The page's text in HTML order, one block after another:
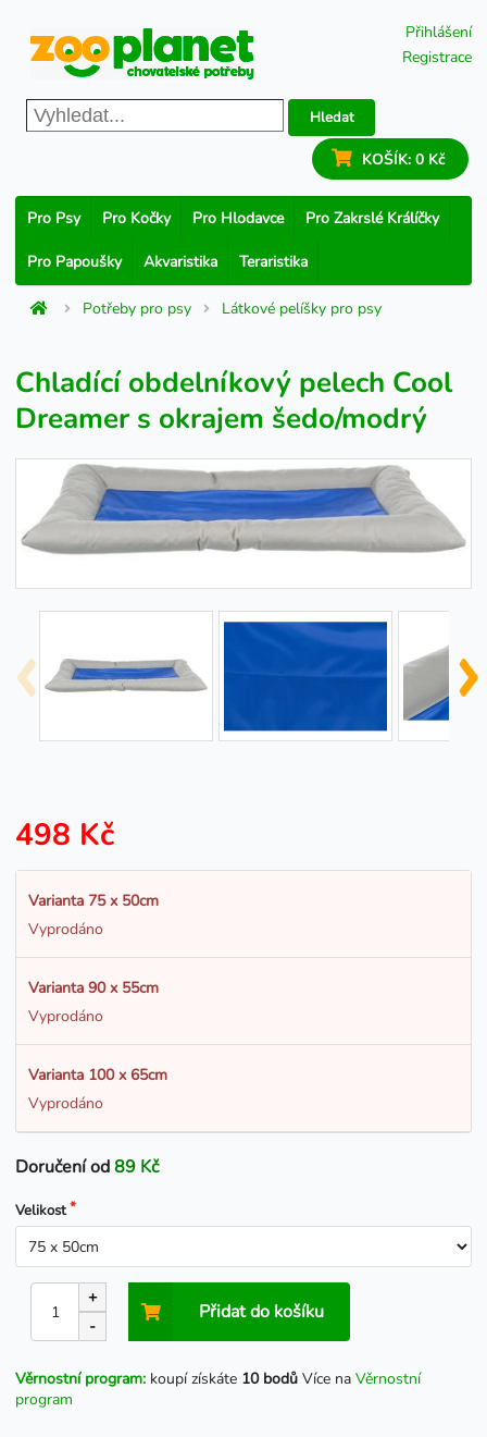
Přihlášení
Registrace
Hledat
KOŠÍK: 0 Kč
Pro Psy Pro Kočky Pro Hlodavce Pro Zakrslé Králíčky
Pro Papoušky Akvaristika Teraristika
Potřeby pro psy Látkové pelíšky pro psy
Chladící obdelníkový pelech Cool
Dreamer s okrajem šedo/modrý
498 Kč
Varianta 75 x 50cm
Vyprodáno
Varianta 90 x 55cm
Vyprodáno
Varianta 100 x 65cm
Vyprodáno
Doručení od89 Kč
Velikost
+
-
Přidat do košíku
Věrnostní program: koupí získáte 10 bodů Více na Věrnostní
program